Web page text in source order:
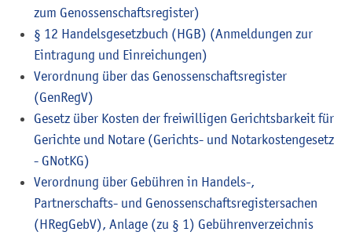
zum Genossenschaftsregister)
§ 12 Handelsgesetzbuch (HGB) (Anmeldungen zur
Eintragung und Einreichungen)
Verordnung über das Genossenschaftsregister
(GenRegV)
Gesetz über Kosten der freiwilligen Gerichtsbarkeit für
Gerichte und Notare (Gerichts- und Notarkostengesetz
- GNotKG)
Verordnung über Gebühren in Handels-,
Partnerschafts- und Genossenschaftsregistersachen
(HRegGebV), Anlage (zu § 1) Gebührenverzeichnis